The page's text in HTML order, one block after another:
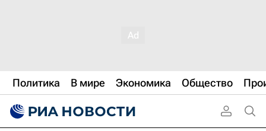
Политика В мире Экономика Общество